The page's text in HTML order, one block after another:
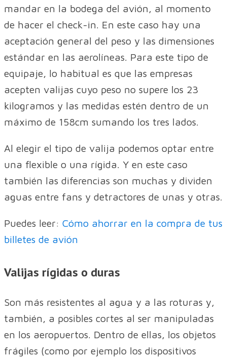
mandar en la bodega del avión, al momento
de hacer el check-in. En este caso hay una
aceptación general del peso y las dimensiones
estándar en las aerolíneas. Para este tipo de
equipaje, lo habitual es que las empresas
acepten valijas cuyo peso no supere los 23
kilogramos y las medidas estén dentro de un
máximo de 158cm sumando los tres lados.
Al elegir el tipo de valija podemos optar entre
una flexible o una rígida. Y en este caso
también las diferencias son muchas y dividen
aguas entre fans y detractores de unas y otras.
Puedes leer: Cómo ahorrar en la compra de tus
billetes de avión
Valijas rígidas o duras
Son más resistentes al agua y a las roturas y,
también, a posibles cortes al ser manipuladas
en los aeropuertos. Dentro de ellas, los objetos
frágiles (como por ejemplo los dispositivos